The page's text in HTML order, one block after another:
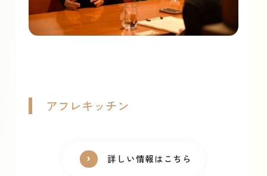
アフレキッチン
詳しい情報はこちら